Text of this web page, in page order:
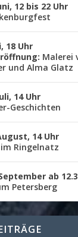
12 bis 22 Uhr
18 Uhr
Malerei
und Alma Glatz
14 Uhr
Geschichten
14 Uhr
Ringelnatz
ab
Petersberg